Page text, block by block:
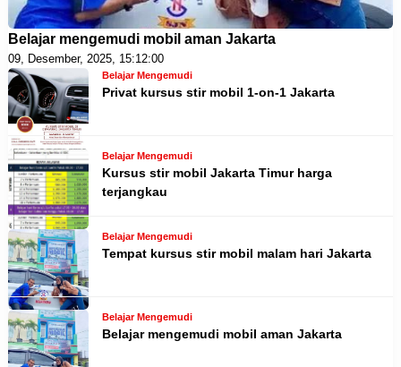
Belajar mengemudi mobil aman Jakarta
09, Desember, 2025, 15:12:00
Belajar Mengemudi
Privat kursus stir mobil 1-on-1 Jakarta
Belajar Mengemudi
Kursus stir mobil Jakarta Timur harga
terjangkau
Belajar Mengemudi
Tempat kursus stir mobil malam hari Jakarta
Belajar Mengemudi
Belajar mengemudi mobil aman Jakarta